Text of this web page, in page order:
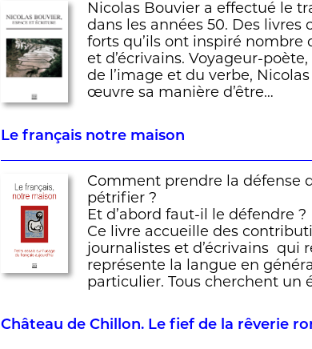
Nicolas Bouvier a effectué le
dans les années 50. Des livres
forts qu’ils ont inspiré nombre
et d’écrivains. Voyageur-
de l’image et du verbe,
œuvre sa manière d’être…
Le français notre maison
Comment prendre la défense
pétrifier ?
Et d’abord faut-il le défendre ?
Ce livre accueille des
journalistes et d’écrivains qui
représente la langue en
particulier. Tous cherchent un
Château de Chillon. Le fief de la rêverie